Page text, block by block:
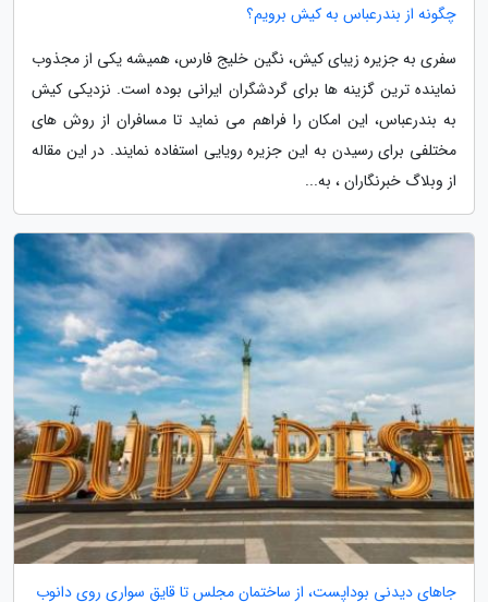
چگونه از بندرعباس به کیش برویم؟
سفری به جزیره زیبای کیش، نگین خلیج فارس، همیشه یکی از مجذوب
نماینده ترین گزینه ها برای گردشگران ایرانی بوده است. نزدیکی کیش
به بندرعباس، این امکان را فراهم می نماید تا مسافران از روش های
مختلفی برای رسیدن به این جزیره رویایی استفاده نمایند. در این مقاله
از وبلاگ خبرنگاران ، به...
جاهای دیدنی بوداپست، از ساختمان مجلس تا قایق سواری روی دانوب